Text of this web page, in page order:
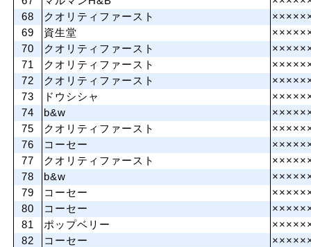
68
クオリティファースト
69
資生堂
70
クオリティファースト
71
クオリティファースト
72
クオリティファースト
73
ドウシシャ
74
b&w
75
クオリティファースト
76
コーセー
77
クオリティファースト
78
b&w
79
コーセー
80
コーセー
81
ポップベリー
82
コーセー